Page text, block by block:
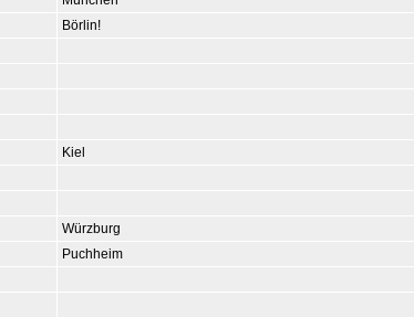
Börlin!
Kiel
Würzburg
Puchheim